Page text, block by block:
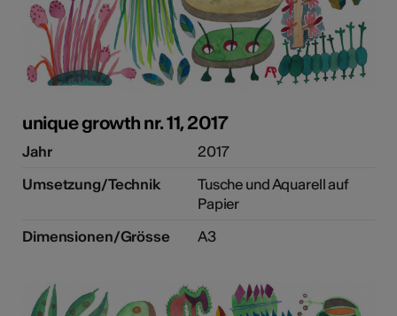
unique growth nr. 11, 2017
Jahr
2017
Umsetzung/Technik
Tusche und Aquarell auf
Papier
Dimensionen/Grösse
A3